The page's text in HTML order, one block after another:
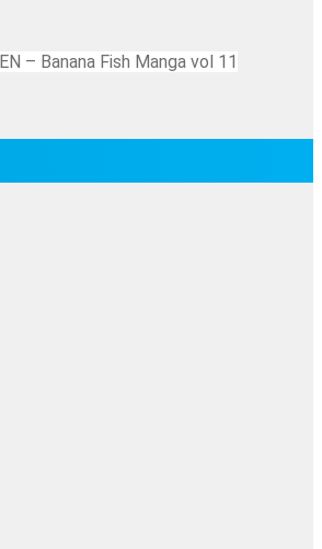
EN – Banana Fish Manga vol 11